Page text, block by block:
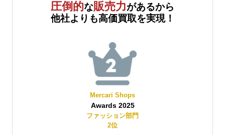
圧倒的な販売力があるから
他社よりも高価買取を実現！
Mercari Shops
Awards 2025
ファッション部門
2位